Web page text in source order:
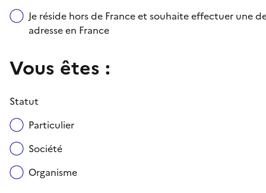
Je réside hors de France et souhaite effectuer une
adresse en France
Vous êtes :
Statut
Particulier
Société
Organisme